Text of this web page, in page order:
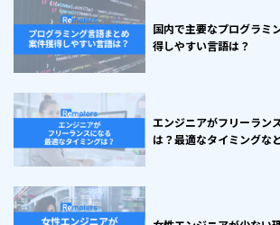
国内で主要なプログラミ
得しやすい言語は？
エンジニアがフリーラン
は？最適なタイミングな